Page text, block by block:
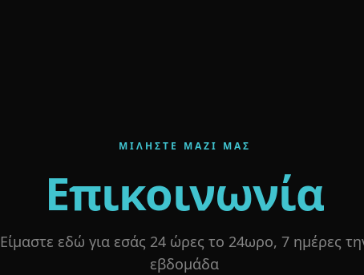
ΜΙΛΉΣΤΕ ΜΑΖΊ ΜΑΣ
Επικοινωνία
Είμαστε εδώ για εσάς 24 ώρες το 24ωρο, 7 ημέρες
εβδομάδα